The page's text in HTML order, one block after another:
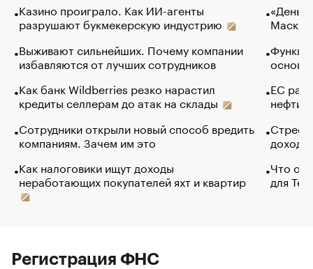
Казино проиграло. Как ИИ-агенты
разрушают букмекерскую индустрию
Выживают сильнейших. Почему компании
избавляются от лучших сотрудников
Как банк Wildberries резко нарастил
кредиты селлерам до атак на склады
Сотрудники открыли новый способ вредить
компаниям. Зачем им это
Как налоговики ищут доходы
неработающих покупателей яхт и квартир
Маск в
основ
ЕС
нефти
Что
для
Регистрация ФНС